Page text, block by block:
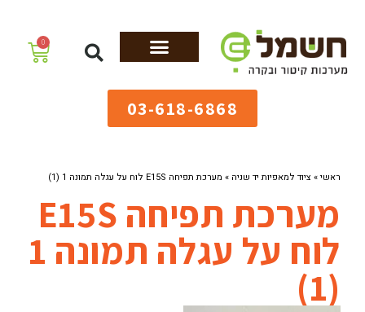
0
03-618-6868
ראשי» ציוד למאפיות יד שניה » מערכת תפיחה E15S לוח על עגלה תמונה 1 (1)
מערכת תפיחה E15S
לוח על עגלה תמונה 1
(1)